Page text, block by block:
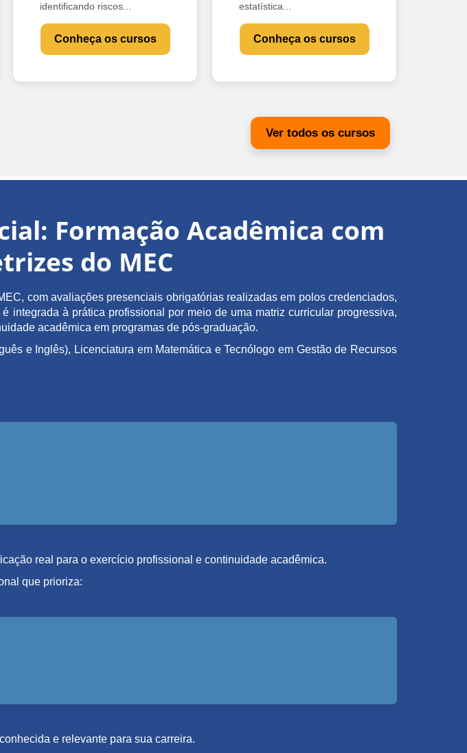
identificando riscos...
Conheça os cursos
estatística...
Conheça os cursos
Ver todos os cursos
Formação Acadêmica com
do MEC
com avaliações presenciais obrigatórias realizadas em polos credenciados,
integrada à prática profissional por meio de uma matriz curricular progressiva,
acadêmica em programas de pós-graduação.
e Inglês), Licenciatura em Matemática e Tecnólogo em Gestão de Recursos
real para o exercício profissional e continuidade acadêmica.
que prioriza:
e relevante para sua carreira.